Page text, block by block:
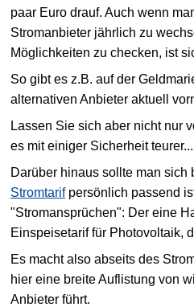
paar Euro drauf. Auch wenn
Stromanbieter jährlich zu
Möglichkeiten zu checken, ist
So gibt es z.B. auf der
alternativen Anbieter aktuell
Lassen Sie sich aber nicht nur
es mit einiger Sicherheit teurer...
Darüber hinaus sollte man
Stromtarifpersönlich passend
"Stromansprüchen": Der eine
Einspeisetarif für Photovoltaik,
Es macht also abseits des
hier eine breite Auflistung von
Anbieter führt.